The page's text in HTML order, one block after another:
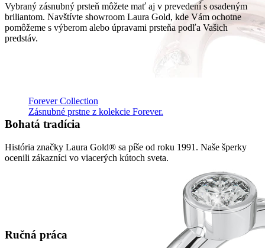
Forever Collection
Zásnubné prstne z kolekcie Forever.
Vybraný zásnubný prsteň môžete mať aj v prevedení s osadeným
briliantom. Navštívte showroom Laura Gold, kde Vám ochotne
pomôžeme s výberom alebo úpravami prsteňa podľa Vašich
predstáv.
Bohatá tradícia
História značky Laura Gold® sa píše od roku 1991. Naše šperky
ocenili zákazníci vo viacerých kútoch sveta.
Ručná práca